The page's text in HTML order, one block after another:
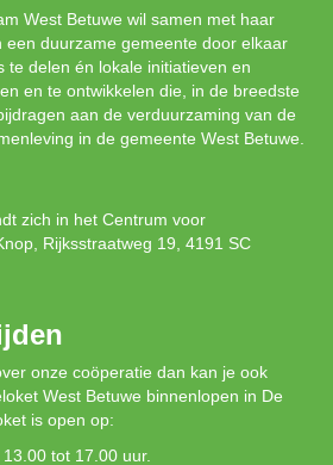
West Betuwe wil samen met haar
een duurzame gemeente door elkaar
te delen én lokale initiatieven en
en te ontwikkelen die, in de breedste
aan de verduurzaming van de
in de gemeente West Betuwe.
zich in het Centrum voor
Rijksstraatweg 19, 4191 SC
onze coöperatie dan kan je ook
West Betuwe binnenlopen in De
is open op:
tot 17.00 uur.